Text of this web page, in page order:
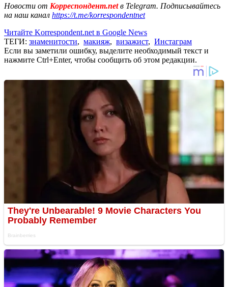
Новости от Корреспондент.netв Telegram. Подписывайтесь
на наш канал https://t.me/korrespondentnet
Читайте Korrespondent.net в Google News
ТЕГИ: знаменитости, макияж, визажист, Инстаграм
Если вы заметили ошибку, выделите необходимый текст и
нажмите Ctrl+Enter, чтобы сообщить об этом редакции.